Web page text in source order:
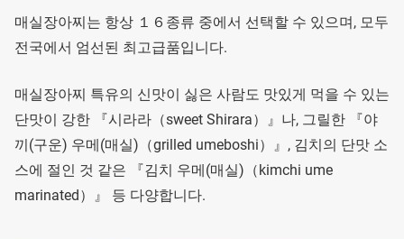
매실장아찌는 항상 １６종류 중에서 선택할 수 있으며, 모두
전국에서 엄선된 최고급품입니다.
매실장아찌 특유의 신맛이 싫은 사람도 맛있게 먹을 수 있는
단맛이 강한 『시라라（sweet Shirara）』나, 그릴한 『야
끼(구운) 우메(매실)（grilled umeboshi）』, 김치의 단맛 소
스에 절인 것 같은 『김치 우메(매실)（kimchi ume
marinated）』 등 다양합니다.